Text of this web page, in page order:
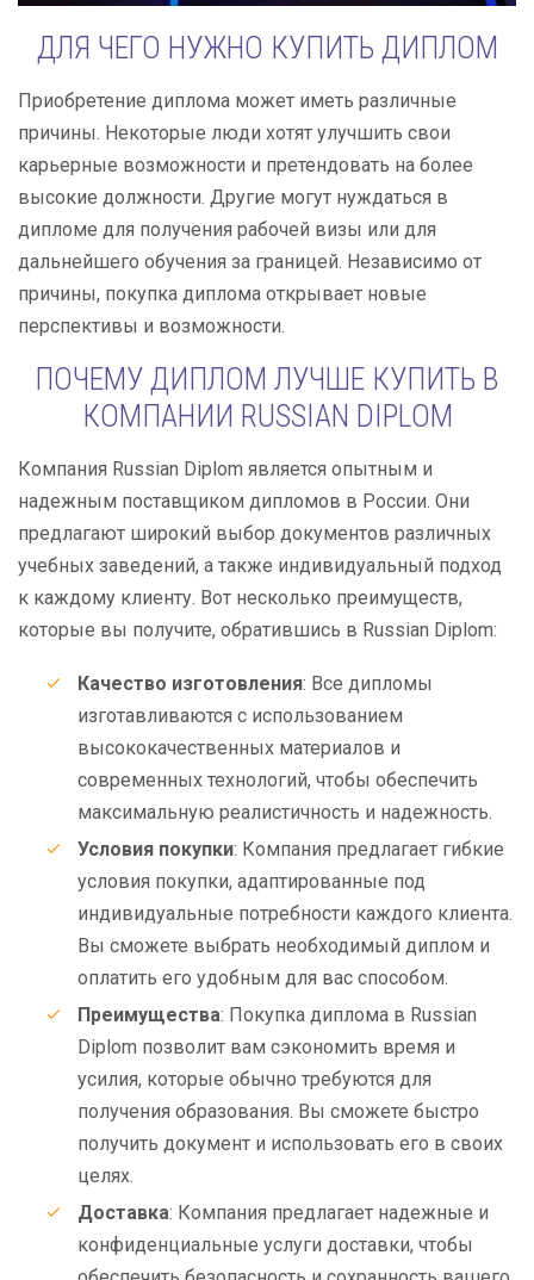
ДЛЯ ЧЕГО НУЖНО КУПИТЬ ДИПЛОМ
Приобретение диплома может иметь различные
причины. Некоторые люди хотят улучшить свои
карьерные возможности и претендовать на более
высокие должности. Другие могут нуждаться в
дипломе для получения рабочей визы или для
дальнейшего обучения за границей. Независимо от
причины, покупка диплома открывает новые
перспективы и возможности.
ПОЧЕМУ ДИПЛОМ ЛУЧШЕ КУПИТЬ В
КОМПАНИИ RUSSIAN DIPLOM
Компания Russian Diplom является опытным и
надежным поставщиком дипломов в России. Они
предлагают широкий выбор документов различных
учебных заведений, а также индивидуальный подход
к каждому клиенту. Вот несколько преимуществ,
которые вы получите, обратившись в Russian Diplom:
Качество изготовления: Все дипломы
изготавливаются с использованием
высококачественных материалов и
современных технологий, чтобы обеспечить
максимальную реалистичность и надежность.
Условия покупки: Компания предлагает гибкие
условия покупки, адаптированные под
индивидуальные потребности каждого клиента.
Вы сможете выбрать необходимый диплом и
оплатить его удобным для вас способом.
Преимущества: Покупка диплома в Russian
Diplom позволит вам сэкономить время и
усилия, которые обычно требуются для
получения образования. Вы сможете быстро
получить документ и использовать его в своих
целях.
Доставка: Компания предлагает надежные и
конфиденциальные услуги доставки, чтобы